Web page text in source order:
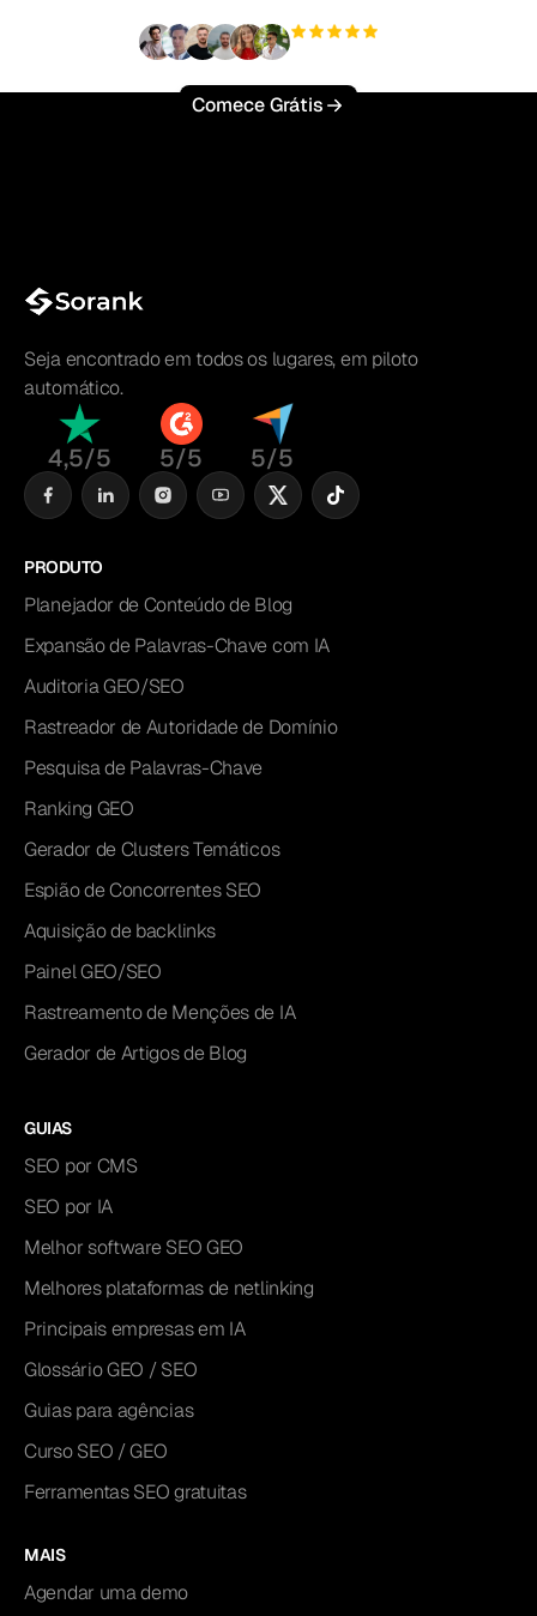
Comece Grátis
Seja encontrado em todos os lugares, em piloto
automático.
4,5/5 5/5 5/5
PRODUTO
Planejador de Conteúdo de Blog
Expansão de Palavras-Chave com IA
Auditoria GEO/SEO
Rastreador de Autoridade de Domínio
Pesquisa de Palavras-Chave
Ranking GEO
Gerador de Clusters Temáticos
Espião de Concorrentes SEO
Aquisição de backlinks
Painel GEO/SEO
Rastreamento de Menções de IA
Gerador de Artigos de Blog
GUIAS
SEO por CMS
SEO por IA
Melhor software SEO GEO
Melhores plataformas de netlinking
Principais empresas em IA
Glossário GEO / SEO
Guias para agências
Curso SEO / GEO
Ferramentas SEO gratuitas
MAIS
Agendar uma demo